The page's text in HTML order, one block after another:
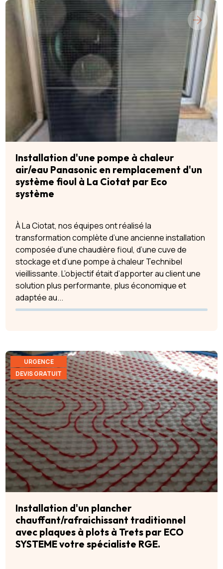
Installation d'une pompe à chaleur
air/eau Panasonic en remplacement d'un
système fioul à La Ciotat par Eco
système
À La Ciotat, nos équipes ont réalisé la
transformation complète d’une ancienne installation
composée d’une chaudière fioul, d’une cuve de
stockage et d’une pompe à chaleur Technibel
vieillissante. L’objectif était d’apporter au client une
solution plus performante, plus économique et
adaptée au...
URGENCE
DEVIS GRATUIT
Installation d'un plancher
chauffant/rafraichissant traditionnel
avec plaques à plots à Trets par ECO
SYSTEME votre spécialiste RGE.